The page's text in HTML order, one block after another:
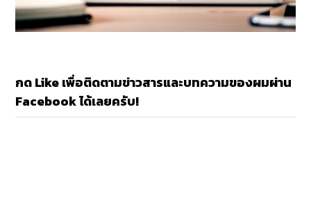
กด Like เพื่อติดตามข่าวสารและบทความของผมผ่าน
Facebook ได้เลยครับ!